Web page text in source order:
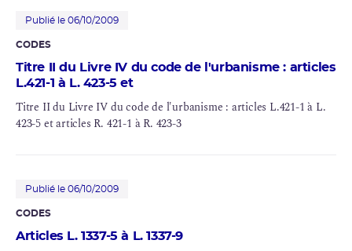
Publié le 06/10/2009
CODES
Titre II du Livre IV du code de l'urbanisme : articles
L.421-1 à L. 423-5 et
Titre II du Livre IV du code de l'urbanisme : articles L.421-1 à L.
423-5 et articles R. 421-1 à R. 423-3
Publié le 06/10/2009
CODES
Articles L. 1337-5 à L. 1337-9